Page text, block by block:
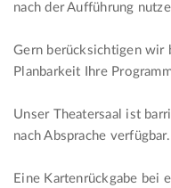
nach der Aufführung
Gern berücksichtigen wir
Planbarkeit Ihre
Unser Theatersaal ist
nach Absprache verfügbar.
Eine Kartenrückgabe bei